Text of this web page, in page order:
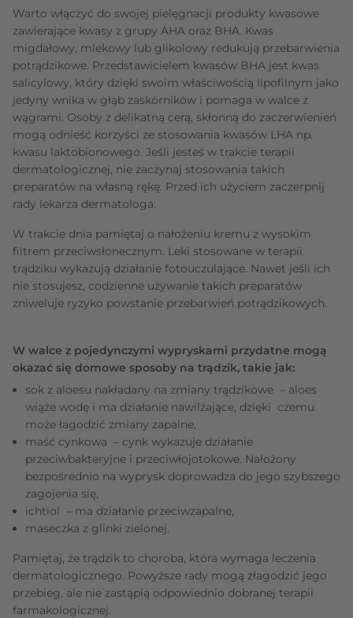
Warto włączyć do swojej pielęgnacji produkty kwasowe
zawierające kwasy z grupy AHA oraz BHA. Kwas
migdałowy, mlekowy lub glikolowy redukują przebarwienia
potrądzikowe. Przedstawicielem kwasów BHA jest kwas
salicylowy, który dzięki swoim właściwością lipofilnym jako
jedyny wnika w głąb zaskórników i pomaga w walce z
wągrami. Osoby z delikatną cerą, skłonną do zaczerwienień
mogą odnieść korzyści ze stosowania kwasów LHA np.
kwasu laktobionowego. Jeśli jesteś w trakcie terapii
dermatologicznej, nie zaczynaj stosowania takich
preparatów na własną rękę. Przed ich użyciem zaczerpnij
rady lekarza dermatologa.
W trakcie dnia pamiętaj o nałożeniu kremu z wysokim
filtrem przeciwsłonecznym. Leki stosowane w terapii
trądziku wykazują działanie fotouczulające. Nawet jeśli ich
nie stosujesz, codzienne używanie takich preparatów
zniweluje ryzyko powstanie przebarwień potrądzikowych.
W walce z pojedynczymi wypryskami przydatne mogą
okazać się domowe sposoby na trądzik, takie jak:
sok z aloesu nakładany na zmiany trądzikowe – aloes
wiąże wodę i ma działanie nawilżające, dzięki czemu
może łagodzić zmiany zapalne,
maść cynkowa – cynk wykazuje działanie
przeciwbakteryjne i przeciwłojotokowe. Nałożony
bezpośrednio na wyprysk doprowadza do jego szybszego
zagojenia się,
ichtiol – ma działanie przeciwzapalne,
maseczka z glinki zielonej.
Pamiętaj, że trądzik to choroba, która wymaga leczenia
dermatologicznego. Powyższe rady mogą złagodzić jego
przebieg, ale nie zastąpią odpowiednio dobranej terapii
farmakologicznej.